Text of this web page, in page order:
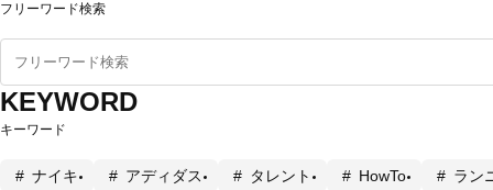
フリーワード検索
KEYWORD
キーワード
ナイキ アディダス タレント HowTo ラン